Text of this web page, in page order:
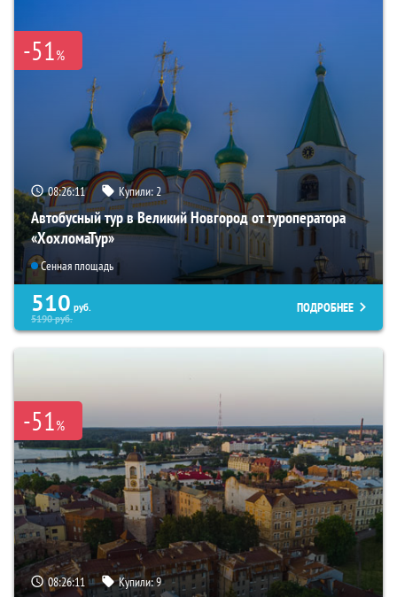
-51%
08:26:09 Купили:2
Автобусный тур в Великий Новгород от туроператора
«ХохломаТур»
Сенная площадь
510 руб.
5190руб.
ПОДРОБНЕЕ
-51%
08:26:09 Купили:9